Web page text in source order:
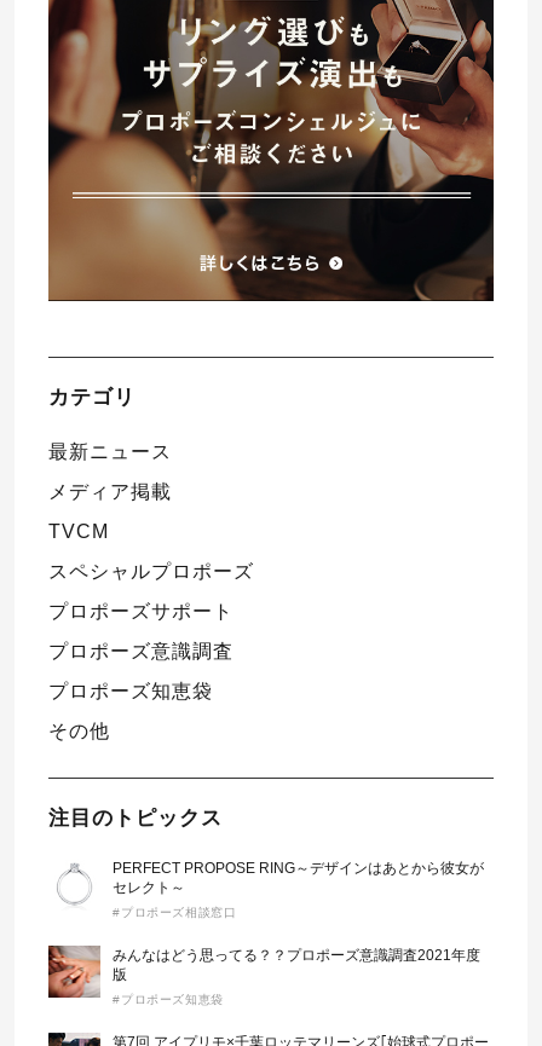
カテゴリ
最新ニュース
メディア掲載
TVCM
スペシャルプロポーズ
プロポーズサポート
プロポーズ意識調査
プロポーズ知恵袋
その他
注目のトピックス
PERFECT PROPOSE RING～デザインはあとから彼女が
セレクト～
#プロポーズ相談窓口
みんなはどう思ってる？？プロポーズ意識調査2021年度
版
#プロポーズ知恵袋
第7回 アイプリモ×千葉ロッテマリーンズ｢始球式プロポー
プロポーズプラン検索
プレゼント
場所
言葉
エピソード
I-PRIMO公式オンラインショップ
Follow us on